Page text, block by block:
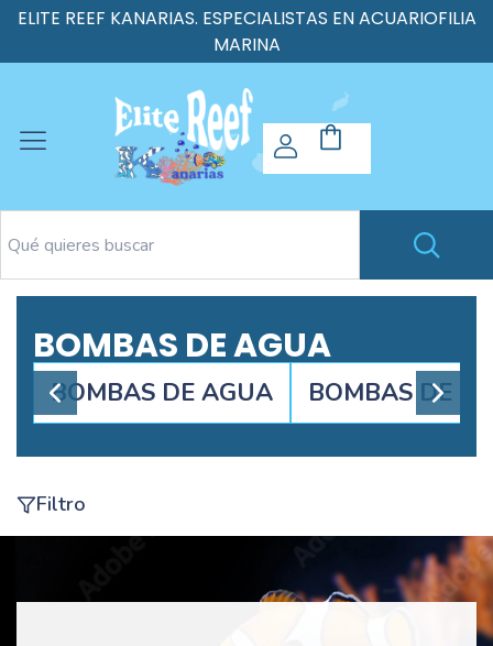
ELITE REEF KANARIAS. ESPECIALISTAS EN ACUARIOFILIA
MARINA
BOMBAS DE AGUA
BOMBAS DE AGUA BOMBAS DE
Filtro